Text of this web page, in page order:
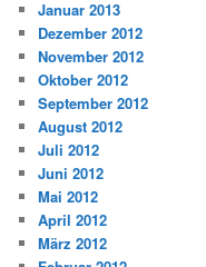
Januar 2013
Dezember 2012
November 2012
Oktober 2012
September 2012
August 2012
Juli 2012
Juni 2012
Mai 2012
April 2012
März 2012